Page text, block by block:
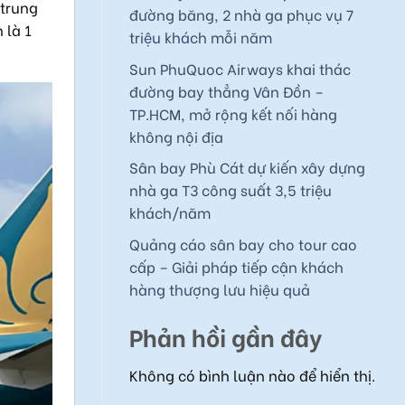
là 1
đường băng, 2 nhà ga phục vụ 7
triệu khách mỗi năm
Sun PhuQuoc Airways khai thác
đường bay thẳng Vân Đồn –
TP.HCM, mở rộng kết nối hàng
không nội địa
Sân bay Phù Cát dự kiến xây dựng
nhà ga T3 công suất 3,5 triệu
khách/năm
Quảng cáo sân bay cho tour cao
cấp – Giải pháp tiếp cận khách
hàng thượng lưu hiệu quả
Phản hồi gần đây
Không có bình luận nào để hiển thị.